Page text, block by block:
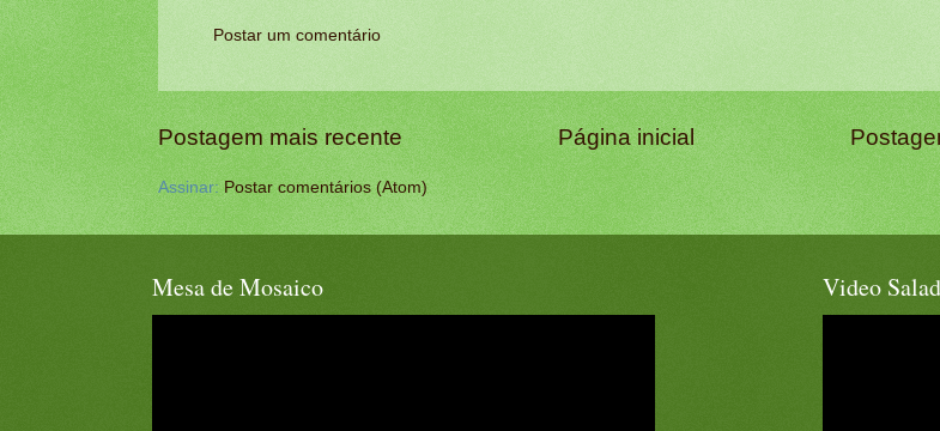
Postar um comentário
Postagem mais recente Página inicial
Assinar:Postar comentários (Atom)
Mesa de Mosaico Video